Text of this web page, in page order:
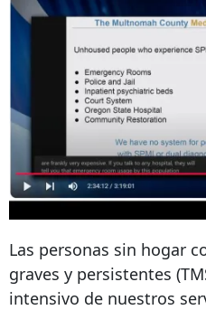
Las personas sin hogar
graves y persistentes
intensivo de nuestros